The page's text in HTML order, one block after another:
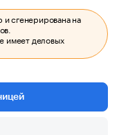
сгенерирована на
имеет деловых